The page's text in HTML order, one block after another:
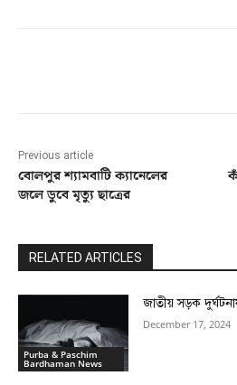
Previous article
বোলপুর শ্যামবাটি ক্যানেলের
জলে ডুবে মৃত্যু ছাত্রের
RELATED ARTICLES
Purba & Paschim
Bardhaman News
জাতীয় সড়ক
December 17, 2024